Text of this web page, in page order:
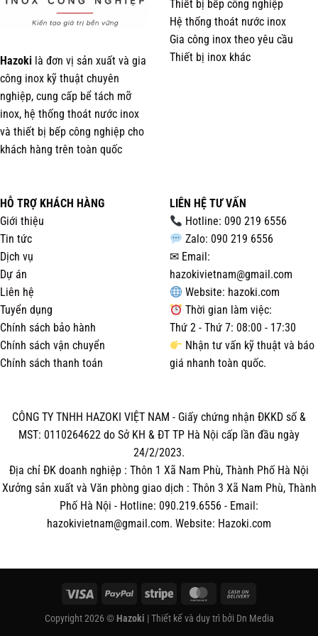
Hazoki là đơn vị sản xuất và gia
công inox kỹ thuật chuyên
nghiệp, cung cấp bể tách mỡ
inox, hệ thống thoát nước inox
và thiết bị bếp công nghiệp cho
khách hàng trên toàn quốc
Thiết bị bếp công nghiệp
Hệ thống thoát nước inox
Gia công inox theo yêu cầu
Thiết bị inox khác
HỖ TRỢ KHÁCH HÀNG
Giới thiệu
Tin tức
Dịch vụ
Dự án
Liên hệ
Tuyển dụng
Chính sách bảo hành
Chính sách vận chuyển
Chính sách thanh toán
LIÊN HỆ TƯ VẤN
Hotline: 090 219 6556
Zalo: 090 219 6556
✉ Email:
hazokivietnam@gmail.com
Website: hazoki.com
Thời gian làm việc:
Thứ 2 - Thứ 7: 08:00 - 17:30
Nhận tư vấn kỹ thuật và báo
giá nhanh toàn quốc.
CÔNG TY TNHH HAZOKI VIỆT NAM - Giấy chứng nhận ĐKKD số &
MST: 0110264622 do Sở KH & ĐT TP Hà Nội cấp lần đầu ngày
24/2/2023.
Địa chỉ ĐK doanh nghiệp : Thôn 1 Xã Nam Phù, Thành Phố Hà Nội
Xưởng sản xuất và Văn phòng giao dịch : Thôn 3 Xã Nam Phù, Thành
Phố Hà Nội - Hotline: 090.219.6556 - Email:
hazokivietnam@gmail.com. Website: Hazoki.com
Visa PayPal Stripe MasterCard
Copyright 2026 © Hazoki | Thiết kế và duy trì bởi Dn Media